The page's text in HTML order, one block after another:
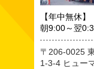
2023年05月
2023年04月
2023年02月
【年中無休】
朝9:00～翌
206-0025
1-3-4 ヒュー